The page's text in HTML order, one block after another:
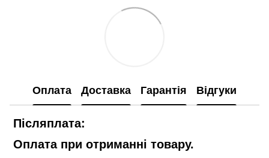
Оплата Доставка Гарантія Відгуки
Післяплата:
Оплата при отриманні товару.